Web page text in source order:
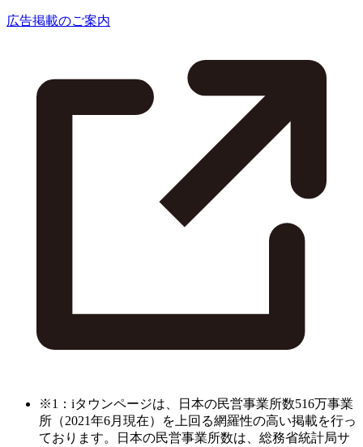
広告掲載のご案内
※1：iタウンページは、日本の民営事業所数516万事業
所（2021年6月現在）を上回る網羅性の高い掲載を行っ
ております。日本の民営事業所数は、総務省統計局サ